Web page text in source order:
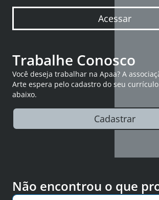
Acessar
Trabalhe Conosco
Você deseja trabalhar na Apaa? A
Arte espera pelo cadastro do seu
abaixo.
Cadastrar
Não encontrou o que